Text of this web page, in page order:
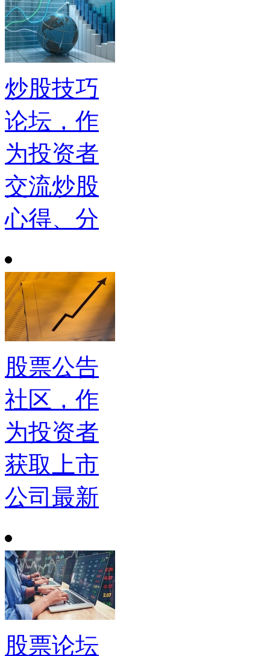
炒股技巧
论坛，作
为投资者
交流炒股
心得、分
股票公告
社区，作
为投资者
获取上市
公司最新
股票论坛